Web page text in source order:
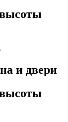
и двери